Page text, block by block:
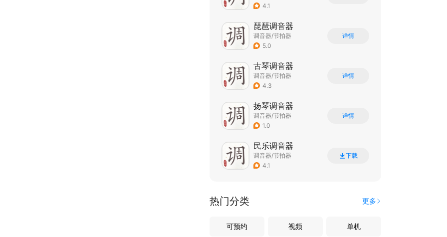
4.1
琵琶调音器
调音器/节拍器
5.0
详情
古琴调音器
调音器/节拍器
4.3
详情
扬琴调音器
调音器/节拍器
1.0
详情
民乐调音器
调音器/节拍器
4.1
下载
热门分类 更多
可预约 视频 单机